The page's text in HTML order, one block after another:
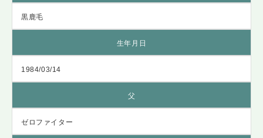
黒鹿毛
生年月日
1984/03/14
父
ゼロファイター